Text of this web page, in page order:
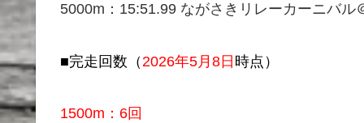
5000m：15:51.99 ながさきリレーカーニバル
■完走回数（ 2026年5月8日 時点）
1500m：6回